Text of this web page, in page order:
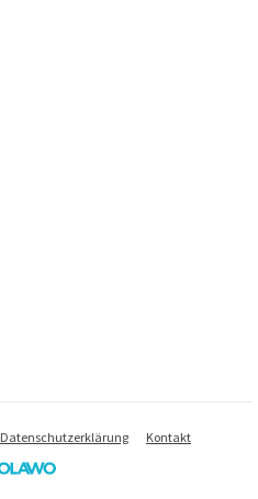
Datenschutzerklärung Kontakt